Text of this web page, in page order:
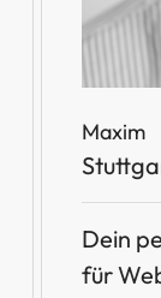
Maxim
Dein
für